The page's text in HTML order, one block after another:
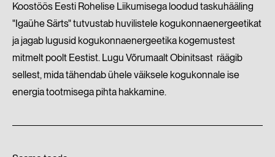
Koostöös Eesti Rohelise Liikumisega loodud taskuhääling
"Igaühe Särts" tutvustab huvilistele kogukonnaenergeetikat
ja jagab lugusid kogukonnaenergeetika kogemustest
mitmelt poolt Eestist. Lugu Võrumaalt Obinitsast räägib
sellest, mida tähendab ühele väiksele kogukonnale ise
energia tootmisega pihta hakkamine.